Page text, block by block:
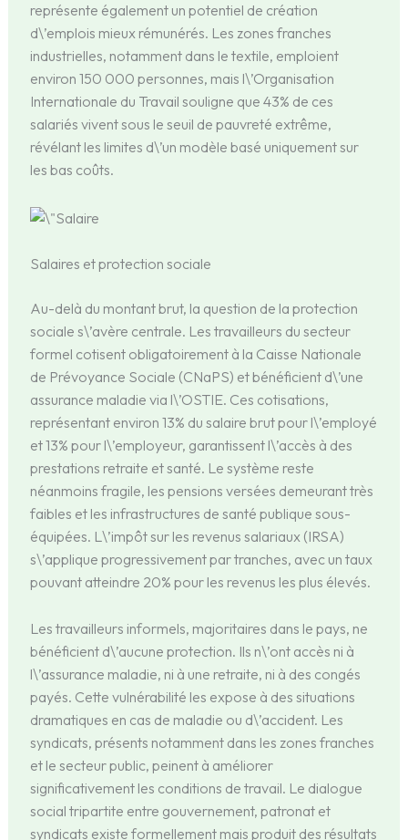
représente également un potentiel de création
d\’emplois mieux rémunérés. Les zones franches
industrielles, notamment dans le textile, emploient
environ 150 000 personnes, mais l\’Organisation
Internationale du Travail souligne que 43% de ces
salariés vivent sous le seuil de pauvreté extrême,
révélant les limites d\’un modèle basé uniquement sur
les bas coûts.
Salaires et protection sociale
Au-delà du montant brut, la question de la protection
sociale s\’avère centrale. Les travailleurs du secteur
formel cotisent obligatoirement à la Caisse Nationale
de Prévoyance Sociale (CNaPS) et bénéficient d\’une
assurance maladie via l\’OSTIE. Ces cotisations,
représentant environ 13% du salaire brut pour l\’employé
et 13% pour l\’employeur, garantissent l\’accès à des
prestations retraite et santé. Le système reste
néanmoins fragile, les pensions versées demeurant très
faibles et les infrastructures de santé publique sous-
équipées. L\’impôt sur les revenus salariaux (IRSA)
s\’applique progressivement par tranches, avec un taux
pouvant atteindre 20% pour les revenus les plus élevés.
Les travailleurs informels, majoritaires dans le pays, ne
bénéficient d\’aucune protection. Ils n\’ont accès ni à
l\’assurance maladie, ni à une retraite, ni à des congés
payés. Cette vulnérabilité les expose à des situations
dramatiques en cas de maladie ou d\’accident. Les
syndicats, présents notamment dans les zones franches
et le secteur public, peinent à améliorer
significativement les conditions de travail. Le dialogue
social tripartite entre gouvernement, patronat et
syndicats existe formellement mais produit des résultats